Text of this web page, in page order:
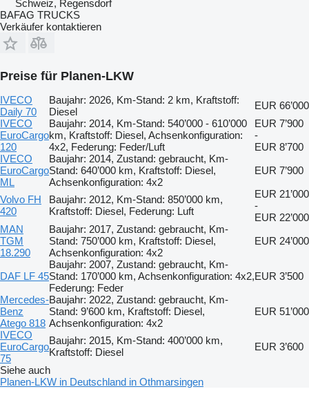
Schweiz, Regensdorf
BAFAG TRUCKS
Verkäufer kontaktieren
Preise für Planen-LKW
IVECO
Daily 70
Baujahr: 2026, Km-Stand: 2 km, Kraftstoff:
Diesel
EUR 66’000
IVECO
EuroCargo
120
Baujahr: 2014, Km-Stand: 540’000 - 610’000
km, Kraftstoff: Diesel, Achsenkonfiguration:
4x2, Federung: Feder/Luft
EUR 7’900
-
EUR 8’700
IVECO
EuroCargo
ML
Baujahr: 2014, Zustand: gebraucht, Km-
Stand: 640’000 km, Kraftstoff: Diesel,
Achsenkonfiguration: 4x2
EUR 7’900
Volvo FH
420
Baujahr: 2012, Km-Stand: 850’000 km,
Kraftstoff: Diesel, Federung: Luft
EUR 21’000
-
EUR 22’000
MAN
TGM
18.290
Baujahr: 2017, Zustand: gebraucht, Km-
Stand: 750’000 km, Kraftstoff: Diesel,
Achsenkonfiguration: 4x2
EUR 24’000
DAF LF 45
Baujahr: 2007, Zustand: gebraucht, Km-
Stand: 170’000 km, Achsenkonfiguration: 4x2,
Federung: Feder
EUR 3’500
Mercedes-
Benz
Atego 818
Baujahr: 2022, Zustand: gebraucht, Km-
Stand: 9’600 km, Kraftstoff: Diesel,
Achsenkonfiguration: 4x2
EUR 51’000
IVECO
EuroCargo
75
Baujahr: 2015, Km-Stand: 400’000 km,
Kraftstoff: Diesel
EUR 3’600
Siehe auch
Planen-LKW in Deutschland in Othmarsingen